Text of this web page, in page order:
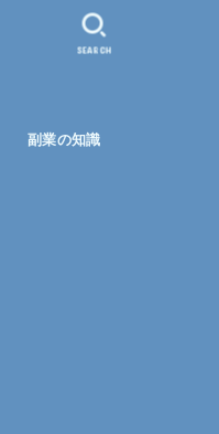
副業の知識
SEARCH